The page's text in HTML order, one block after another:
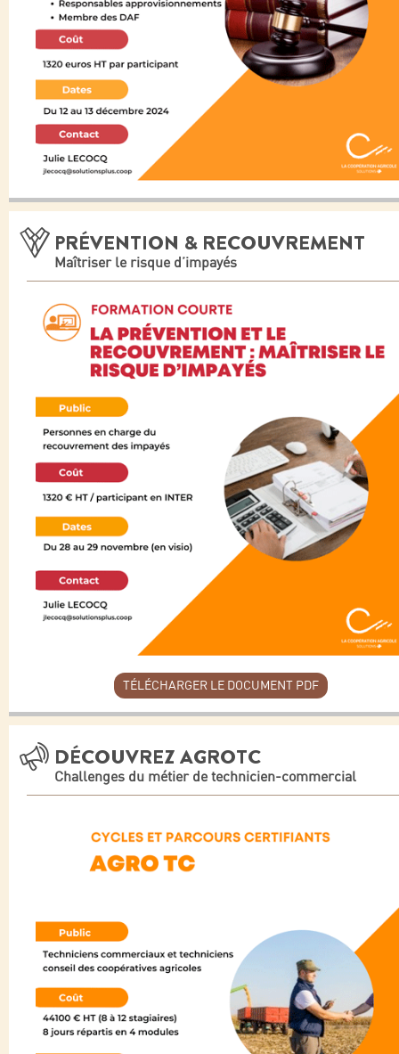
PRÉVENTION & RECOUVREMENT
Maîtriser le risque d’impayés
TÉLÉCHARGER LE DOCUMENT PDF
DÉCOUVREZ AGROTC
Challenges du métier de technicien-commercial